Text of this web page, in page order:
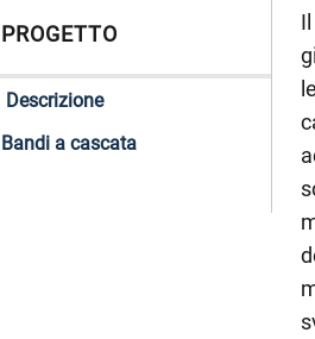
PROGETTO
Descrizione
Bandi a cascata